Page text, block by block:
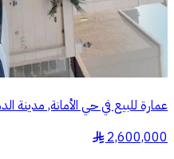
عمارة للبيع في حي الأمانة, مدينة
2,600,000
§